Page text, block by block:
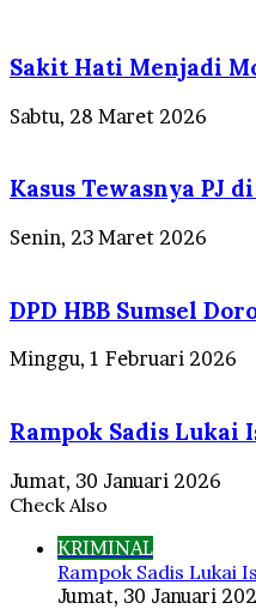
Sakit Hati Menjadi
Sabtu, 28 Maret 2026
Kasus Tewasnya PJ
Senin, 23 Maret 2026
DPD HBB Sumsel
Minggu, 1 Februari 2026
Rampok Sadis
Jumat, 30 Januari 2026
Check Also
KRIMINAL
Rampok Sadis Lukai
Jumat, 30 Januari